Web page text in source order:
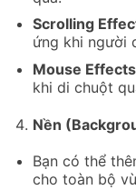
Scrolling
ứng khi người
Mouse
khi di chuột
Nền
Bạn có thể
cho toàn bộ